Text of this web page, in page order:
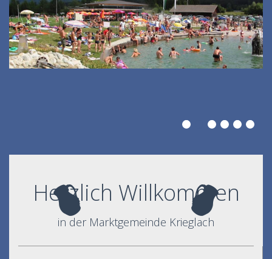
Herzlich Willkommen
in der Marktgemeinde Krieglach